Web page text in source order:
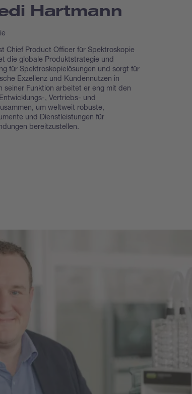
Hartmann
Chief Product Officer für Spektroskopie
die globale Produktstrategie und
für Spektroskopielösungen und sorgt für
Exzellenz und Kundennutzen in
seiner Funktion arbeitet er eng mit den
, Vertriebs- und
um weltweit robuste,
und Dienstleistungen für
bereitzustellen.